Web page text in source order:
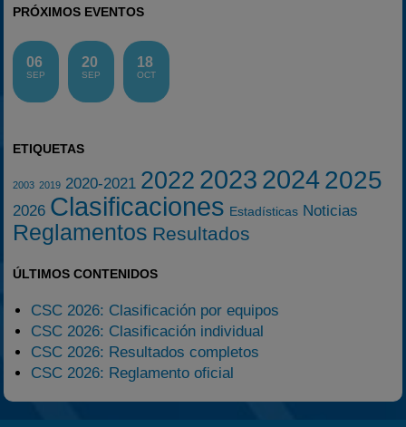
PRÓXIMOS EVENTOS
06
SEP
20
SEP
18
OCT
ETIQUETAS
2003 2019 2020-2021 2022 2023 20242025
2026 Clasificaciones Estadísticas Noticias
Reglamentos Resultados
ÚLTIMOS CONTENIDOS
CSC 2026: Clasificación por equipos
CSC 2026: Clasificación individual
CSC 2026: Resultados completos
CSC 2026: Reglamento oficial